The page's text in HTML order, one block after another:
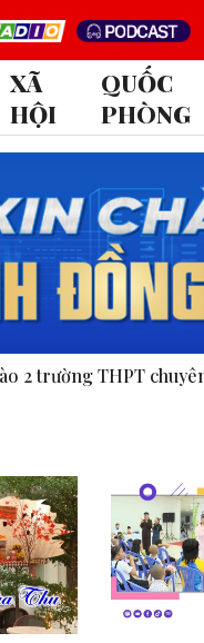
XÃ
HỘI
QUỐC
PHÒNG
chuyên tỉnh Bình